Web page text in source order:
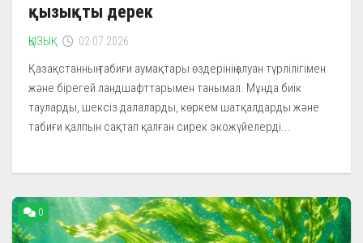
қызықты дерек
ҚЫЗЫҚ 02.07.2026
Қазақстанның табиғи аумақтары өздерінің алуан түрлілігімен
және бірегей ландшафттарымен танымал. Мұнда биік
тауларды, шексіз далаларды, көркем шатқалдарды және
табиғи қалпын сақтап қалған сирек экожүйелерді...
0